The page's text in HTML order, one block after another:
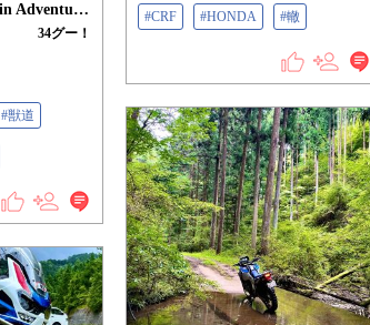
#CRF #HONDA #轍
CRF1100L Africa Twin Adventure Sports/ES
34グー！
#獣道